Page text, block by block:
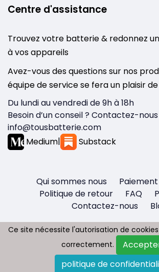
Centre d'assistance
Trouvez votre batterie & redonnez
à vos appareils
Avez-vous des questions sur nos
équipe de service se fera un plaisir
Du lundi au vendredi de 9h à 18h
Besoin d’un conseil ? Contactez-nous
info@tousbatterie.com
Medium| Substack
Qui sommes nous
Politique de retour
FAQ
Contactez-nous
Copyright © 2026 - Tous droit
Tousbatterie.com
Ce site nécessite l'autorisation de
correctement.
politique de
Ce site nécessite l'autorisation de
correctement.
politique de